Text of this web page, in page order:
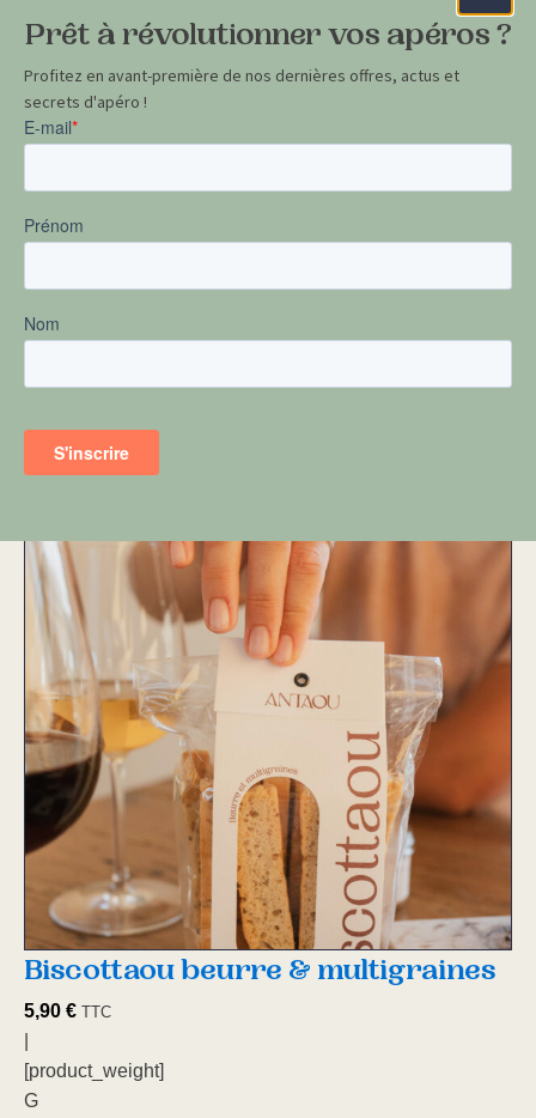
5,90€ TTC
G
Biscottaou beurre & multigraines
5,90 € TTC
[product_weight]
G
Prêt à révolutionner vos apéros ?
Profitez en avant-première de nos dernières offres, actus et
secrets d'apéro !